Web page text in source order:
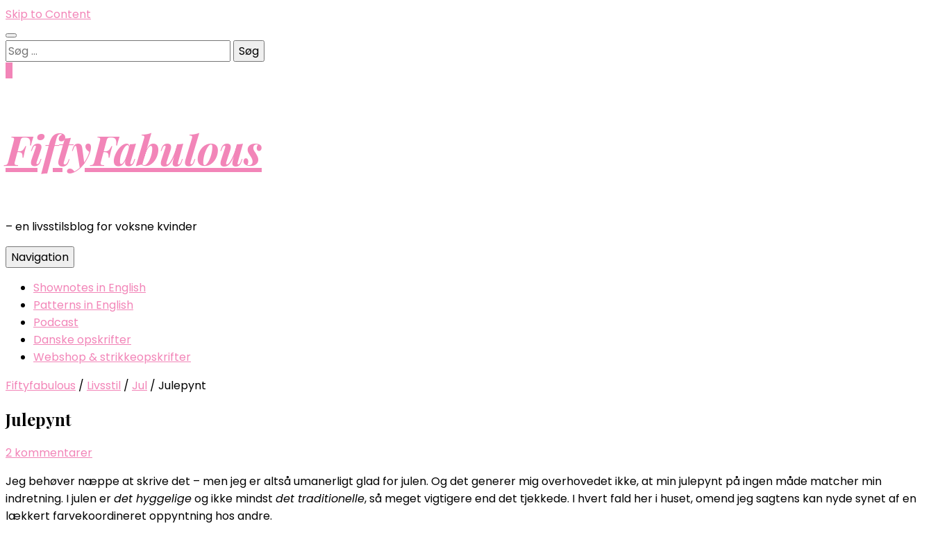
Skip to Content
Søg
efter:
FiftyFabulous
– en livsstilsblog for voksne kvinder
Navigation
Shownotes in English
Patterns in English
Podcast
Danske opskrifter
Webshop & strikkeopskrifter
Fiftyfabulous / Livsstil / Jul / Julepynt
Julepynt
2 kommentarer
Jeg behøver næppe at skrive det – men jeg er altså umanerligt glad for julen. Og det generer mig overhovedet ikke, at min julepynt på ingen måde matcher min
indretning. I julen erdet hyggeligeog ikke mindst det traditionelle, så meget vigtigere end det tjekkede. I hvert fald her i huset, omend jeg sagtens kan nyde synet af en
lækkert farvekoordineret oppyntning hos andre.